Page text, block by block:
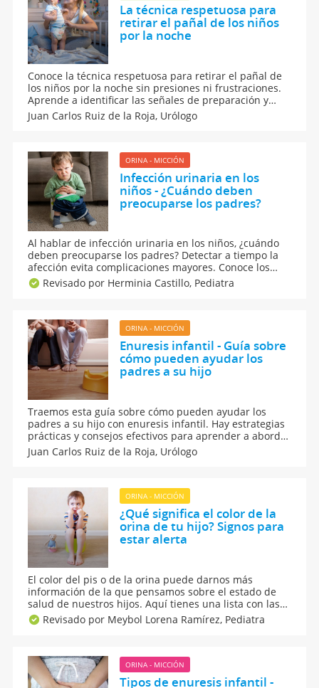
La técnica respetuosa para
retirar el pañal de los niños
por la noche
Conoce la técnica respetuosa para retirar el pañal de
los niños por la noche sin presiones ni frustraciones.
Aprende a identificar las señales de preparación y
acompaña a tu hijo en el proceso con empatía, gracias
a estos consejos prácticos basados en el control
Juan Carlos Ruiz de la Roja, Urólogo
ORINA - MICCIÓN
Infección urinaria en los
niños - ¿Cuándo deben
preocuparse los padres?
Al hablar de infección urinaria en los niños, ¿cuándo
deben preocuparse los padres? Detectar a tiempo la
afección evita complicaciones mayores. Conoce los
síntomas, causas y tratamientos comunes según la
edad del pequeño. Aprende a prevenir la infección
Revisado por Herminia Castillo, Pediatra
ORINA - MICCIÓN
Enuresis infantil - Guía sobre
cómo pueden ayudar los
padres a su hijo
Traemos esta guía sobre cómo pueden ayudar los
padres a su hijo con enuresis infantil. Hay estrategias
prácticas y consejos efectivos para aprender a abordar
este problema con empatía, paciencia y técnicas útiles
que favorezcan el bienestar emocional y físico de tu
Juan Carlos Ruiz de la Roja, Urólogo
ORINA - MICCIÓN
¿Qué significa el color de la
orina de tu hijo? Signos para
estar alerta
El color del pis o de la orina puede darnos más
información de la que pensamos sobre el estado de
salud de nuestros hijos. Aquí tienes una lista con las
principales causas que hacen que cambie el color de
la orina en los niños. El pis puede cambiar su
Revisado por Meybol Lorena Ramírez, Pediatra
ORINA - MICCIÓN
Tipos de enuresis infantil -